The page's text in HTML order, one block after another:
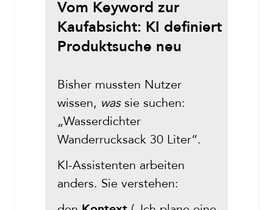
Vom Keyword zur
Kaufabsicht: KI definiert
Produktsuche neu
Bisher mussten Nutzer
wissen, wassie suchen:
„Wasserdichter
Wanderrucksack 30 Liter“.
KI-Assistenten arbeiten
anders. Sie verstehen: